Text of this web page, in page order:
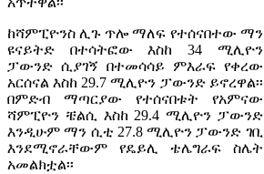
ከሻምፒዮንስ ሊጉ ጥሎ ማለፍ የተሰናበተው ማን
ዩናይትድ በተሳትፎው እስከ 34 ሚሊዮን
ፓውንድ ሲያገኝ በተመሳሳይ ምእራፍ የቀረው
አርሰናል እስከ 29.7 ሚሊዮን ፓውንድ ይኖረዋል፡፡
በምድብ ማጣርያው የተሰናበቱት የአምናው
ሻምፒዮን ቼልሲ እስከ 29.4 ሚሊዮን ፓውንድ
እንዲሁም ማን ሲቲ 27.8 ሚሊዮን ፓውንድ ገቢ
እንደሚኖራቸውም የዴይሊ ቴሌግራፍ ስሌት
አመልክቷል፡፡